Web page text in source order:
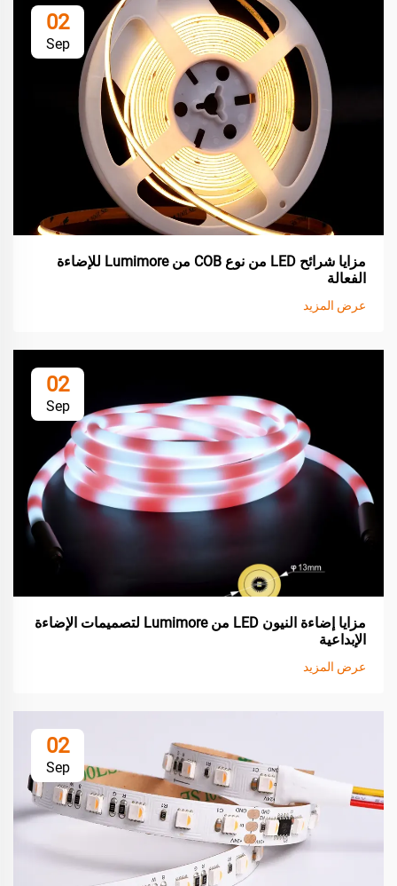
02
Sep
مزايا شرائح LED من نوع COB من Lumimore للإضاءة
الفعالة
عرض المزيد
02
Sep
مزايا إضاءة النيون LED من Lumimore لتصميمات الإضاءة
الإبداعية
عرض المزيد
02
Sep